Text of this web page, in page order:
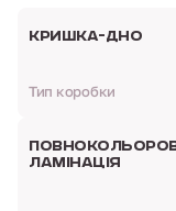
КРИШКА-ДНО
Тип коробки
ЛАМІНАЦІЯ